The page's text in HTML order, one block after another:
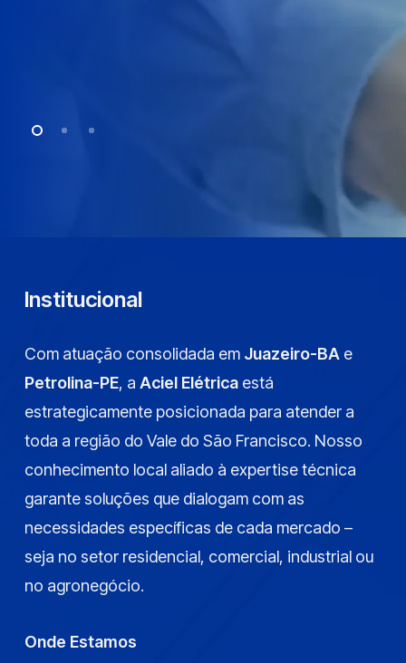
Institucional
Com atuação consolidada em Juazeiro-BA e
Petrolina-PE, a Aciel Elétricaestá
estrategicamente posicionada para atender a
toda a região do Vale do São Francisco. Nosso
conhecimento local aliado à expertise técnica
garante soluções que dialogam com as
necessidades específicas de cada mercado –
seja no setor residencial, comercial, industrial ou
no agronegócio.
Onde Estamos